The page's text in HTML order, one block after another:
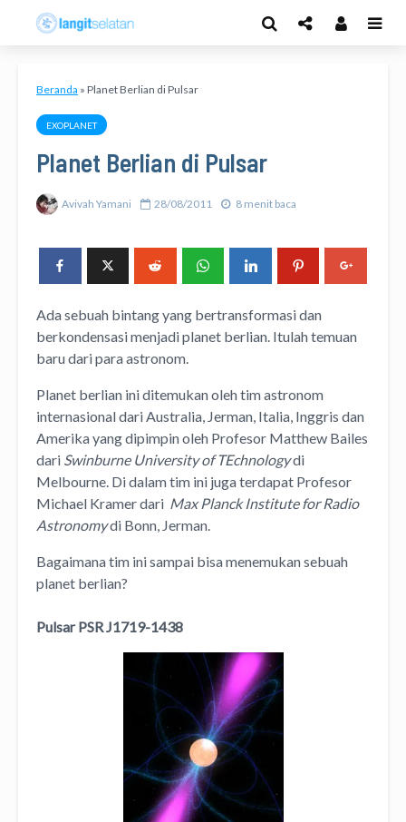
Beranda » Planet Berlian di Pulsar
EXOPLANET
Planet Berlian di Pulsar
Avivah Yamani 28/08/2011 8 menit baca
Ada sebuah bintang yang bertransformasi dan
berkondensasi menjadi planet berlian. Itulah temuan
baru dari para astronom.
Planet berlian ini ditemukan oleh tim astronom
internasional dari Australia, Jerman, Italia, Inggris dan
Amerika yang dipimpin oleh Profesor Matthew Bailes
dari Swinburne University of TEchnologydi
Melbourne. Di dalam tim ini juga terdapat Profesor
Michael Kramer dari Max Planck Institute for Radio
Astronomydi Bonn, Jerman.
Bagaimana tim ini sampai bisa menemukan sebuah
planet berlian?
Pulsar PSR J1719-1438